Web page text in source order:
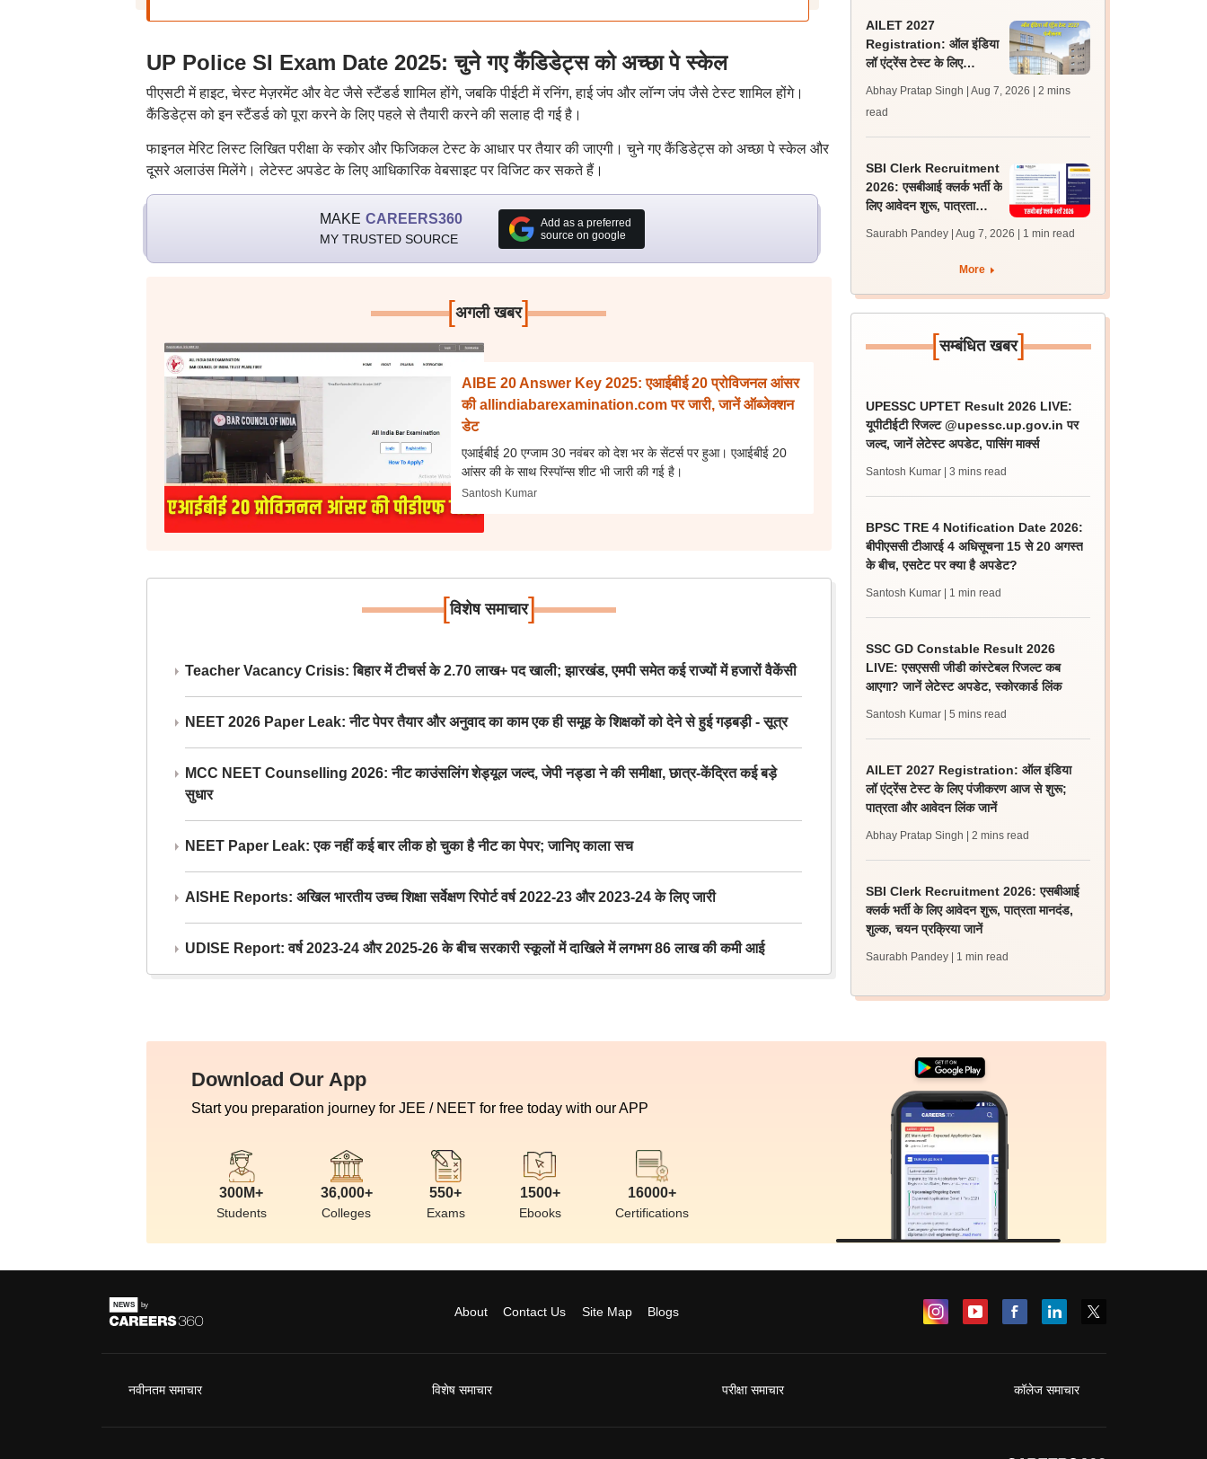
UP Police SI Exam Date 2025: चुने गए कैंडिडेट्स को अच्छा पे स्केल
पीएसटी में हाइट, चेस्ट मेज़रमेंट और वेट जैसे स्टैंडर्ड शामिल होंगे, जबकि पीईटी में रनिंग, हाई जंप और लॉन्ग जंप जैसे टेस्ट शामिल होंगे।
कैंडिडेट्स को इन स्टैंडर्ड को पूरा करने के लिए पहले से तैयारी करने की सलाह दी गई है।
फाइनल मेरिट लिस्ट लिखित परीक्षा के स्कोर और फिजिकल टेस्ट के आधार पर तैयार की जाएगी। चुने गए कैंडिडेट्स को अच्छा पे स्केल और
दूसरे अलाउंस मिलेंगे। लेटेस्ट अपडेट के लिए आधिकारिक वेबसाइट पर विजिट कर सकते हैं।
MAKE CAREERS360
MY TRUSTED SOURCE
Add as a preferred
source on google
[अगली खबर]
AIBE 20 Answer Key 2025: एआईबीई 20 प्रोविजनल आंसर
की allindiabarexamination.com पर जारी, जानें ऑब्जेक्शन
डेट
एआईबीई 20 एग्जाम 30 नवंबर को देश भर के सेंटर्स पर हुआ। एआईबीई 20
आंसर की के साथ रिस्पॉन्स शीट भी जारी की गई है।
Santosh Kumar
[विशेष समाचार]
Teacher Vacancy Crisis: बिहार में टीचर्स के 2.70 लाख+ पद खाली; झारखंड, एमपी समेत कई राज्यों में हजारों वैकेंसी
NEET 2026 Paper Leak: नीट पेपर तैयार और अनुवाद का काम एक ही समूह के शिक्षकों को देने से हुई गड़बड़ी - सूत्र
MCC NEET Counselling 2026: नीट काउंसलिंग शेड्यूल जल्द, जेपी नड्डा ने की समीक्षा, छात्र-केंद्रित कई बड़े
सुधार
NEET Paper Leak: एक नहीं कई बार लीक हो चुका है नीट का पेपर; जानिए काला सच
AISHE Reports: अखिल भारतीय उच्च शिक्षा सर्वेक्षण रिपोर्ट वर्ष 2022-23 और 2023-24 के लिए जारी
UDISE Report: वर्ष 2023-24 और 2025-26 के बीच सरकारी स्कूलों में दाखिले में लगभग 86 लाख की कमी आई
AILET 2027
Registration: ऑल इंडिया
लॉ एंट्रेंस टेस्ट के लिए
और आवेदन लिंक जानें
Abhay Pratap Singh | Aug 7, 2026
| 2 mins
read
SBI Clerk Recruitment
2026: एसबीआई क्लर्क भर्ती के
लिए आवेदन शुरू, पात्रता
Saurabh Pandey | Aug 7, 2026 | 1 min read
More
[सम्बंधित खबर]
UPESSC UPTET Result 2026 LIVE:
यूपीटीईटी रिजल्ट @upessc.up.gov.in पर
जल्द, जानें लेटेस्ट अपडेट, पासिंग मार्क्स
Santosh Kumar | 3 mins read
BPSC TRE 4 Notification Date 2026:
बीपीएससी टीआरई 4 अधिसूचना 15 से 20 अगस्त
के बीच, एसटेट पर क्या है अपडेट?
Santosh Kumar | 1 min read
SSC GD Constable Result 2026
LIVE: एसएससी जीडी कांस्टेबल रिजल्ट कब
आएगा? जानें लेटेस्ट अपडेट, स्कोरकार्ड लिंक
Santosh Kumar | 5 mins read
AILET 2027 Registration: ऑल इंडिया
लॉ एंट्रेंस टेस्ट के लिए पंजीकरण आज से शुरू;
पात्रता और आवेदन लिंक जानें
Abhay Pratap Singh | 2 mins read
SBI Clerk Recruitment 2026: एसबीआई
क्लर्क भर्ती के लिए आवेदन शुरू, पात्रता मानदंड,
शुल्क, चयन प्रक्रिया जानें
Saurabh Pandey | 1 min read
Download Our App
Start you preparation journey for JEE / NEET for free today with our APP
300M+
Students
36,000+
Colleges
550+
Exams
1500+
Ebooks
16000+
Certifications
About Contact Us Site Map Blogs
नवीनतम समाचार विशेष समाचार परीक्षा समाचार कॉलेज समाचार